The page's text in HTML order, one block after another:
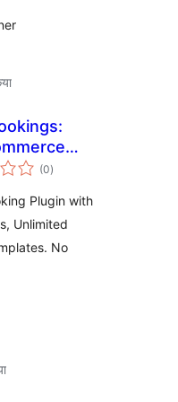
&
(0कुल
दर)
Plugin with
Unlimited
No